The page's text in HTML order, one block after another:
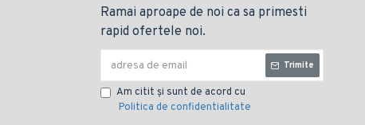
Ramai aproape de noi ca sa primesti
rapid ofertele noi.
Trimite
Am citit şi sunt de acord cu
Politica de confidentialitate